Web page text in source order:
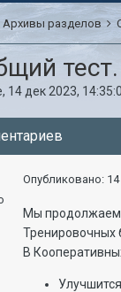
Архивы разделов
, 14 дек 2023,
Опубликовано:
Мы продолжаем
Тренировочных
В